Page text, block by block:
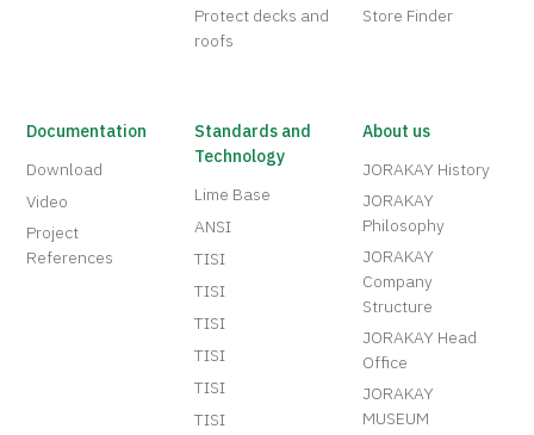
Protect decks and
roofs
Store Finder
Documentation
Download
Video
Project
References
Standards and
Technology
Lime Base
ANSI
TISI
TISI
TISI
TISI
TISI
TISI
About us
JORAKAY History
JORAKAY
Philosophy
JORAKAY
Company
Structure
JORAKAY Head
Office
JORAKAY
MUSEUM